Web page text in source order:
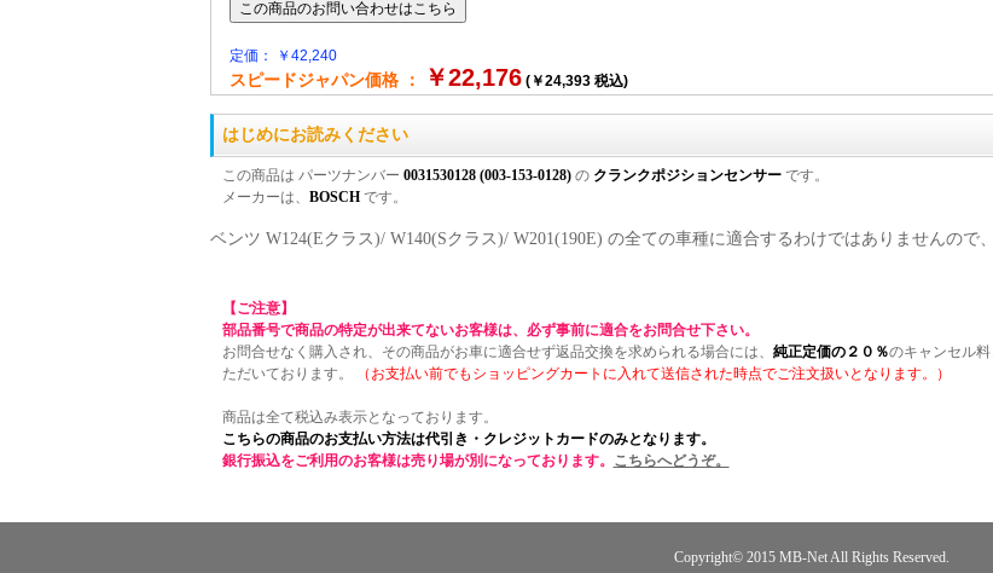
定価： ￥42,240
スピードジャパン価格 ： ￥22,176(￥24,393 税込)
はじめにお読みください
この商品は パーツナンバー 0031530128 (003-153-0128)の クランクポジションセンサーです。
メーカーは、 BOSCHです。
ベンツ W124(Eクラス)/ W140(Sクラス)/ W201(190E) の全ての車種に適合するわけではありませんので
【ご注意】
部品番号で商品の特定が出来てないお客様は、必ず事前に適合をお問合せ下さい。
お問合せなく購入され、その商品がお車に適合せず返品交換を求められる場合には、 純正定価の２０％のキャンセル
ただいております。
（お支払い前でもショッピングカートに入れて送信された時点でご注文扱いとなります。）
商品は全て税込み表示となっております。
こちらの商品のお支払い方法は代引き・クレジットカードのみとなります。
銀行振込をご利用のお客様は売り場が別になっております。 こちらへどうぞ。
Copyright© 2015 MB-NetAll Rights Reserved.